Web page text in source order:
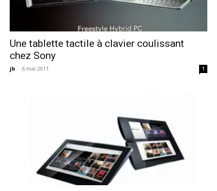
Une tablette tactile à clavier coulissant
chez Sony
jb - 6 mai 2011 1